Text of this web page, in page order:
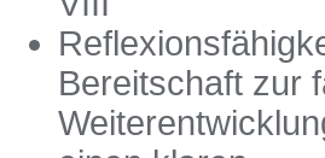
Bereitschaft zur